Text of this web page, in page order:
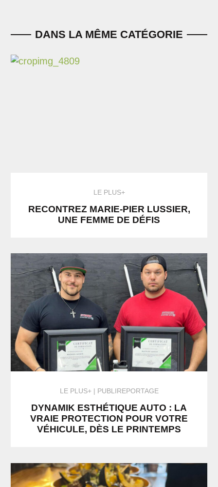
DANS LA MÊME CATÉGORIE
LE PLUS+
RECONTREZ MARIE-PIER LUSSIER,
UNE FEMME DE DÉFIS
LE PLUS+ PUBLIREPORTAGE
DYNAMIK ESTHÉTIQUE AUTO : LA
VRAIE PROTECTION POUR VOTRE
VÉHICULE, DÈS LE PRINTEMPS